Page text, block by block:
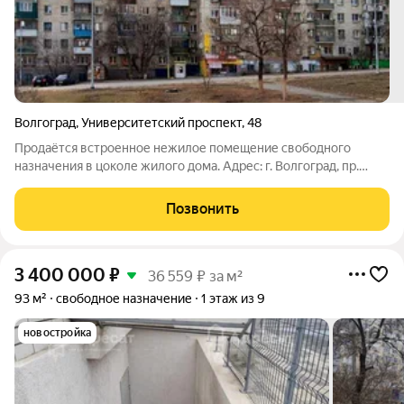
Волгоград,Университетский проспект,48
Продаётся встроенное нежилое помещение свободного
назначения в цоколе жилого дома. Адрес: г. Волгоград, пр.
Отдельный вход с улицы есть! Собственность: юридическое
Позвонить
3 400 000 ₽ 36 559 ₽ за м²
93 м² свободное назначение 1 этаж из 9
новостройка